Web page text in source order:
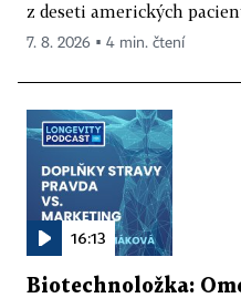
z deseti amerických
7. 8. 2026 ▪ 4 min. čtení
16:13
Biotechnoložka: